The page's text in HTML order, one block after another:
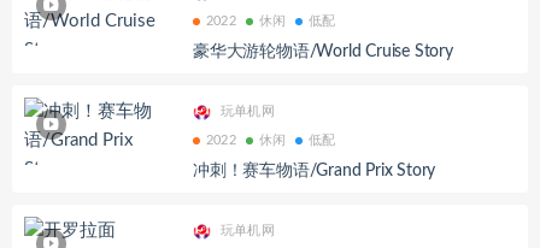
2022 休闲 低配
豪华大游轮物语/World Cruise Story
玩单机网
2022 休闲 低配
冲刺！赛车物语/Grand Prix Story
玩单机网